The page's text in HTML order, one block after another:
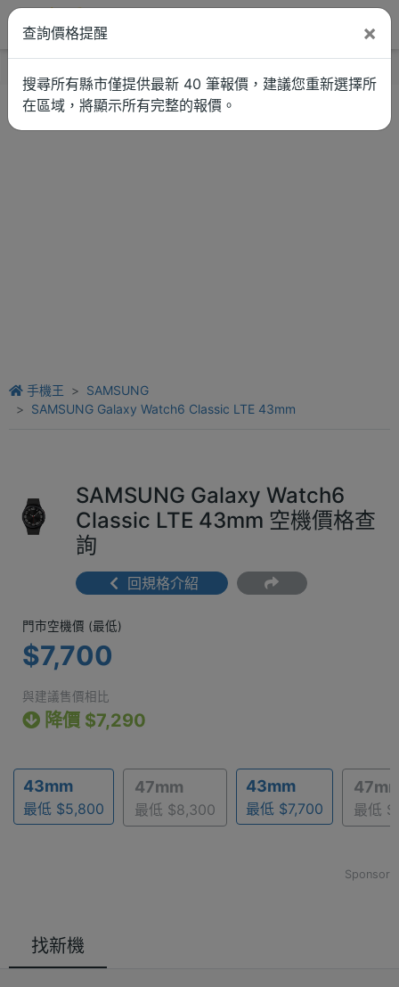
手機王
SAMSUNG
SAMSUNG Galaxy Watch6 Classic LTE 43mm
SAMSUNG Galaxy Watch6
Classic LTE 43mm 空機價格查
詢
回規格介紹
門市空機價 (最低) $7,700
門市空機價 (最低)
$7,700
與建議售價相比
降價 $7,290
43mm
最低 $5,800
47mm
最低 $8,300
43mm
最低 $7,700 最低
Sponsor
找新機
查詢價格提醒 ×
搜尋所有縣市僅提供最新 40 筆報價，建議您重新選擇所
在區域，將顯示所有完整的報價。